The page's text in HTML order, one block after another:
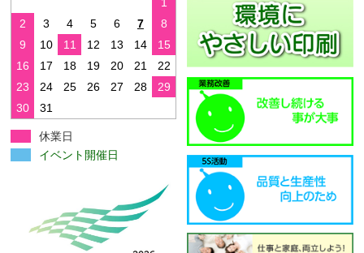
1
2
3 4 5 6 7
8
9
10 11 12 13 14
15
16
17 18 19 20 21
22
23
24 25 26 27 28
29
30
31
休業日
イベント開催日